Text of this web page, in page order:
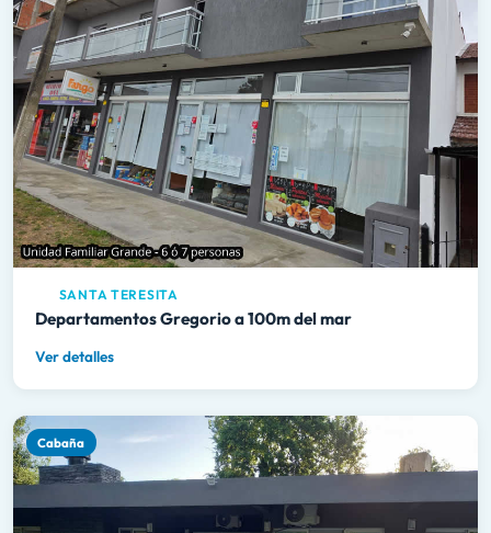
SANTA TERESITA
Departamentos Gregorio a 100m del mar
Ver detalles
Cabaña